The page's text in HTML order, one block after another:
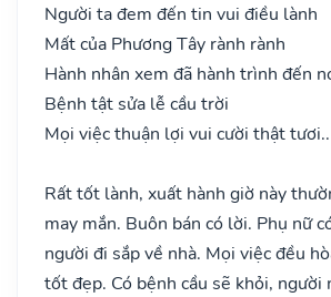
Người ta đem đến tin vui điều lành
Mất của Phương Tây rành rành
Hành nhân xem đã hành trình đến
Bệnh tật sửa lễ cầu trời
Mọi việc thuận lợi vui cười thật tươi..
Rất tốt lành, xuất hành giờ này
may mắn. Buôn bán có lời. Phụ nữ
người đi sắp về nhà. Mọi việc đều
tốt đẹp. Có bệnh cầu sẽ khỏi, người